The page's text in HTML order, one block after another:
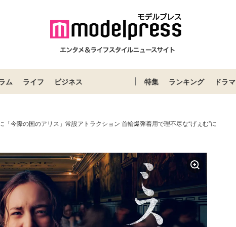
ム ライフ ビジネス 特集 ランキング ドラマ
「今際の国のアリス」常設アトラクション 首輪爆弾着用で理不尽な“げぇむ”に